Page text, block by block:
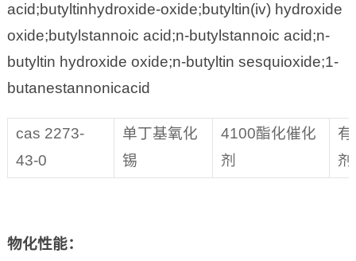
acid;butyltinhydroxide-oxide;butyltin(iv) hydroxide
oxide;butylstannoic acid;n-butylstannoic acid;n-
butyltin hydroxide oxide;n-butyltin sesquioxide;1-
butanestannonicacid
cas 2273-
43-0
单丁基氧化
锡
4100酯化催化
剂
剂
物化性能：